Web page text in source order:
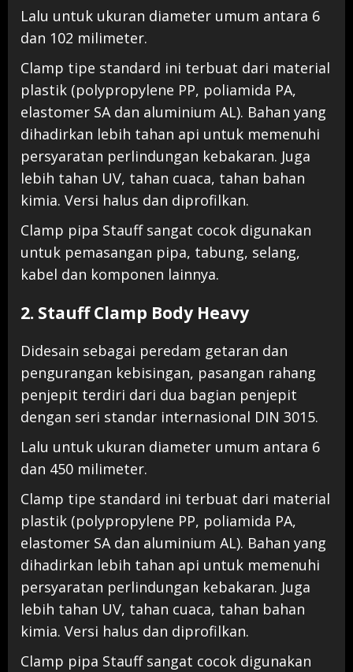
Lalu untuk ukuran diameter umum antara 6
dan 102 milimeter.
Clamp tipe standard ini terbuat dari material
plastik (polypropylene PP, poliamida PA,
elastomer SA dan aluminium AL). Bahan yang
dihadirkan lebih tahan api untuk memenuhi
persyaratan perlindungan kebakaran. Juga
lebih tahan UV, tahan cuaca, tahan bahan
kimia. Versi halus dan diprofilkan.
Clamp pipa Stauff sangat cocok digunakan
untuk pemasangan pipa, tabung, selang,
kabel dan komponen lainnya.
2. Stauff Clamp Body Heavy
Didesain sebagai peredam getaran dan
pengurangan kebisingan, pasangan rahang
penjepit terdiri dari dua bagian penjepit
dengan seri standar internasional DIN 3015.
Lalu untuk ukuran diameter umum antara 6
dan 450 milimeter.
Clamp tipe standard ini terbuat dari material
plastik (polypropylene PP, poliamida PA,
elastomer SA dan aluminium AL). Bahan yang
dihadirkan lebih tahan api untuk memenuhi
persyaratan perlindungan kebakaran. Juga
lebih tahan UV, tahan cuaca, tahan bahan
kimia. Versi halus dan diprofilkan.
Clamp pipa Stauff sangat cocok digunakan